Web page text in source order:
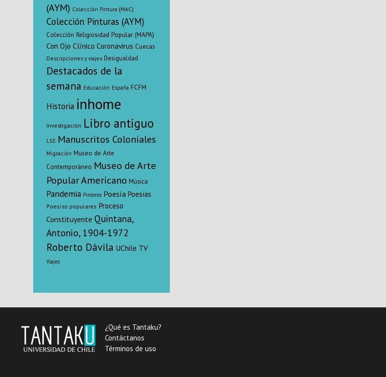
(AYM) Colección Pintura (MAC)
Colección Pinturas (AYM)
Colección Religiosidad Popular (MAPA)
Con Ojo Clínico Coronavirus Cuecas
Descripciones y viajes Desigualdad
Destacados de la
semana Educación España FCFM
Historia inhome
Investigación Libro antiguo
LSE Manuscritos Coloniales
Migración Museo de Arte
Contemporáneo Museo de Arte
Popular Americano Música
Pandemia Pintores Poesía Poesías
Poesías populares Proceso
Constituyente Quintana,
Antonio, 1904-1972
Roberto Dávila UChile TV
Viajes
¿Qué es Tantaku?
Contáctanos
Términos de uso